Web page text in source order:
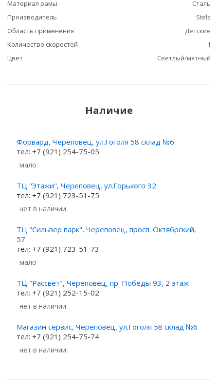
Материал рамы
Сталь
Производитель
Stels
Область применения
Детские
Количество скоростей
1
Цвет
Светлый/мятный
Наличие
Форвард, Череповец, ул.Гоголя 58 склад №6
тел: +7 (921) 254-75-05
Мало
ТЦ "Этажи", Череповец, ул.Горького 32
тел: +7 (921) 723-51-75
Нет в наличии
ТЦ "Сильвер парк", Череповец, просп. Октябрский,
57
тел: +7 (921) 723-51-73
Мало
ТЦ "Рассвет", Череповец, пр. Победы 93, 2 этаж
тел: +7 (921) 252-15-02
Нет в наличии
Магазин сервис, Череповец, ул.Гоголя 58 склад №6
тел: +7 (921) 254-75-74
Нет в наличии